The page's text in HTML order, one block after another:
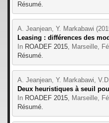
Résumé.
A. Jeanjean, Y. Markabawi
Leasing : différences des
In ROADEF 2015, Marseille,
Résumé.
A. Jeanjean, Y. Markabawi,
Deux heuristiques à seuil
In ROADEF 2015, Marseille,
Résumé.